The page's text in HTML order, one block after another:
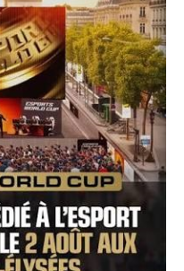
/SORTIR/SPORT
début août,
Paris !!
sort de l’arène et s’installe
en plein air, gratuite,
Fan de...